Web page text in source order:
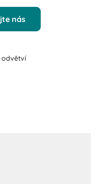
nás
odvětví